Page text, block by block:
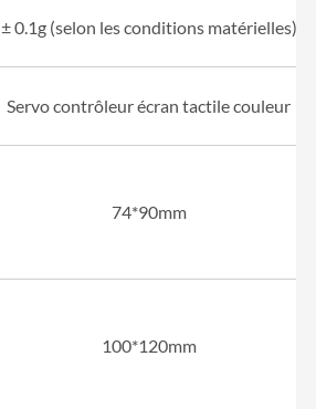
± 0.1g (selon les conditions matérielles)
Servo contrôleur écran tactile couleur
74*90mm
100*120mm